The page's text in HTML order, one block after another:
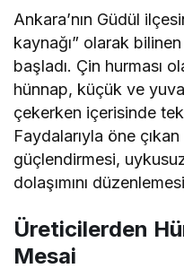
Ankara’nın Güdül
kaynağı” olarak
başladı. Çin hurması
hünnap, küçük ve
çekerken içerisinde
Faydalarıyla öne
güçlendirmesi,
dolaşımını
Üreticilerden
Mesai